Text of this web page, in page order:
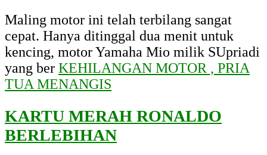
Maling motor ini telah terbilang sangat
cepat. Hanya ditinggal dua menit untuk
kencing, motor Yamaha Mio milik SUpriadi
yang ber KEHILANGAN MOTOR , PRIA
TUA MENANGIS
KARTU MERAH RONALDO
BERLEBIHAN